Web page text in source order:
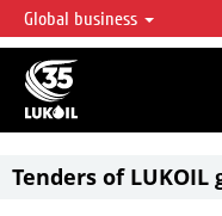
LUKOIL OVERVIEW
LUKOIL is one of the largest oil
accounting for over 2% of
reserves globally.
Global business
Tenders of LUKOIL